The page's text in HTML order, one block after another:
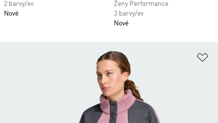
2 barvy/ev
Nové
Ženy Performance
3 barvy/ev
Nové